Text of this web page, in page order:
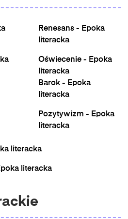
Renesans - Epoka
literacka
Oświecenie - Epoka
literacka
Barok - Epoka
literacka
Pozytywizm - Epoka
literacka
literacka
literacka